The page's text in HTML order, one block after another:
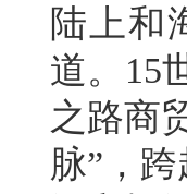
陆上和
道。15
之路商
脉”，